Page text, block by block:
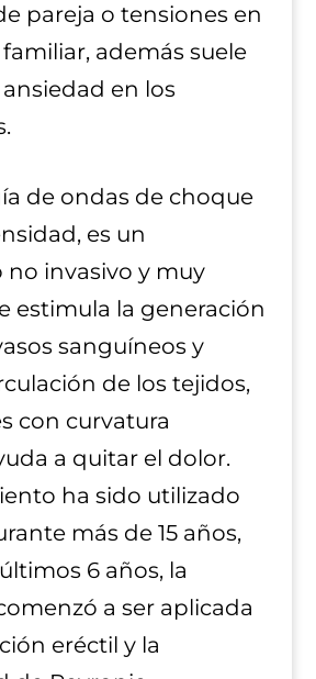
pareja o tensiones en
además suele
en los
de ondas de choque
es un
invasivo y muy
estimula la generación
sanguíneos y
de los tejidos,
con curvatura
a quitar el dolor.
ha sido utilizado
más de 15 años,
6 años, la
a ser aplicada
eréctil y la